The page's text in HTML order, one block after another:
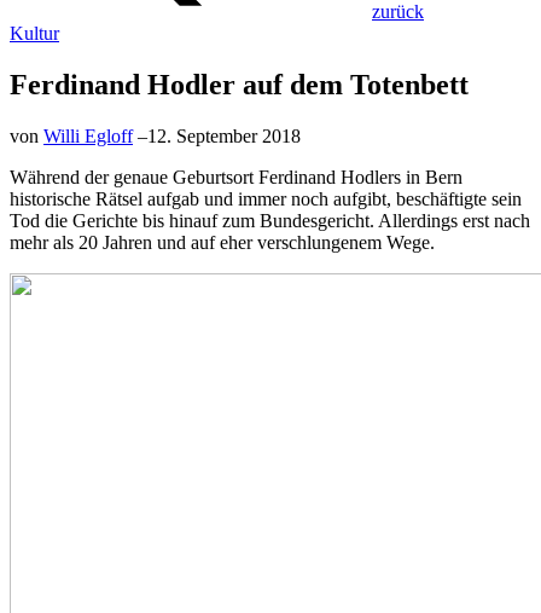
zurück
Kultur
Ferdinand Hodler auf dem Totenbett
von Willi Egloff –12. September 2018
Während der genaue Geburtsort Ferdinand Hodlers in Bern
historische Rätsel aufgab und immer noch aufgibt, beschäftigte sein
Tod die Gerichte bis hinauf zum Bundesgericht. Allerdings erst nach
mehr als 20 Jahren und auf eher verschlungenem Wege.